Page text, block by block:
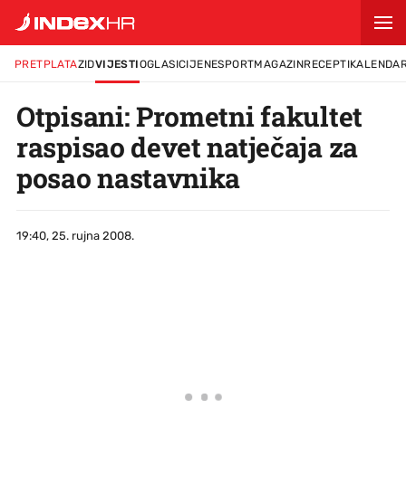
PRETPLATAZIDVIJESTIOGLASICIJENESPORTMAGAZINRECEPTI
Otpisani: Prometni fakultet
raspisao devet natječaja za
posao nastavnika
19:40, 25. rujna 2008.